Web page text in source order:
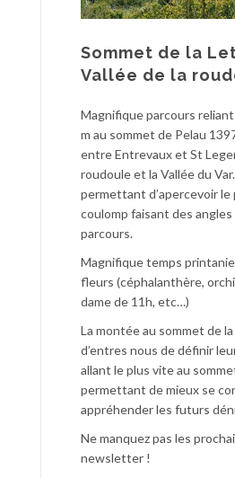
Sommet de la
Vallée de la
Magnifique parcours
m au sommet de Pelau
entre Entrevaux et St
roudoule et la Vallée du
permettant d’apercevoir le
coulomp faisant des
parcours.
Magnifique temps
fleurs (céphalanthère,
dame de 11h, etc…)
La montée au sommet de
d’entres nous de définir
allant le plus vite au
permettant de mieux se
appréhender les futurs
Ne manquez pas les
newsletter !